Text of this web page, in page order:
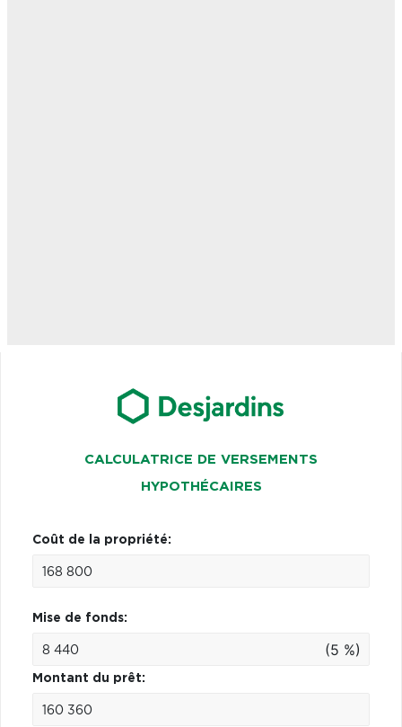
CALCULATRICE DE VERSEMENTS
HYPOTHÉCAIRES
Coût de la propriété:
Mise de fonds:
(5 %)
Montant du prêt: